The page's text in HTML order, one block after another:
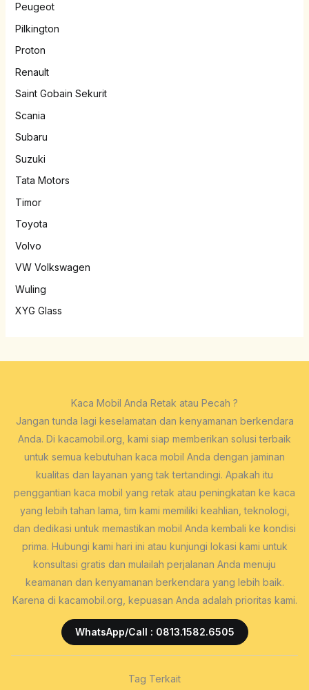
Peugeot
Pilkington
Proton
Renault
Saint Gobain Sekurit
Scania
Subaru
Suzuki
Tata Motors
Timor
Toyota
Volvo
VW Volkswagen
Wuling
XYG Glass
Kaca Mobil Anda Retak atau Pecah ?
Jangan tunda lagi keselamatan dan kenyamanan berkendara
Anda. Di kacamobil.org, kami siap memberikan solusi terbaik
untuk semua kebutuhan kaca mobil Anda dengan jaminan
kualitas dan layanan yang tak tertandingi. Apakah itu
penggantian kaca mobil yang retak atau peningkatan ke kaca
yang lebih tahan lama, tim kami memiliki keahlian, teknologi,
dan dedikasi untuk memastikan mobil Anda kembali ke kondisi
prima. Hubungi kami hari ini atau kunjungi lokasi kami untuk
konsultasi gratis dan mulailah perjalanan Anda menuju
keamanan dan kenyamanan berkendara yang lebih baik.
Karena di kacamobil.org, kepuasan Anda adalah prioritas kami.
WhatsApp/Call : 0813.1582.6505
Tag Terkait